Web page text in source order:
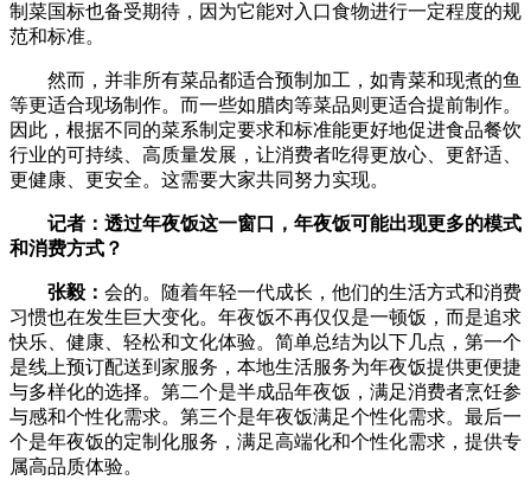
制菜国标也备受期待，因为它能对入口食物进行一定程度的规
范和标准。
然而，并非所有菜品都适合预制加工，如青菜和现煮的鱼
等更适合现场制作。而一些如腊肉等菜品则更适合提前制作。
因此，根据不同的菜系制定要求和标准能更好地促进食品餐饮
行业的可持续、高质量发展，让消费者吃得更放心、更舒适、
更健康、更安全。这需要大家共同努力实现。
记者：透过年夜饭这一窗口，年夜饭可能出现更多的模式
和消费方式？
张毅： 会的。随着年轻一代成长，他们的生活方式和消费
习惯也在发生巨大变化。年夜饭不再仅仅是一顿饭，而是追求
快乐、健康、轻松和文化体验。简单总结为以下几点，第一个
是线上预订配送到家服务，本地生活服务为年夜饭提供更便捷
与多样化的选择。第二个是半成品年夜饭，满足消费者烹饪参
与感和个性化需求。第三个是年夜饭满足个性化需求。最后一
个是年夜饭的定制化服务，满足高端化和个性化需求，提供专
属高品质体验。